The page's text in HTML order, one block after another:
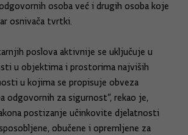
osoba već i drugih osoba koje
osnivača tvrtki.
poslova aktivnije se uključuje u
u objektima i prostorima najviših
u kojima se propisuje obveza
odgovornih za sigurnost“, rekao je,
postizanje učinkovite djelatnosti
obučene i opremljene za